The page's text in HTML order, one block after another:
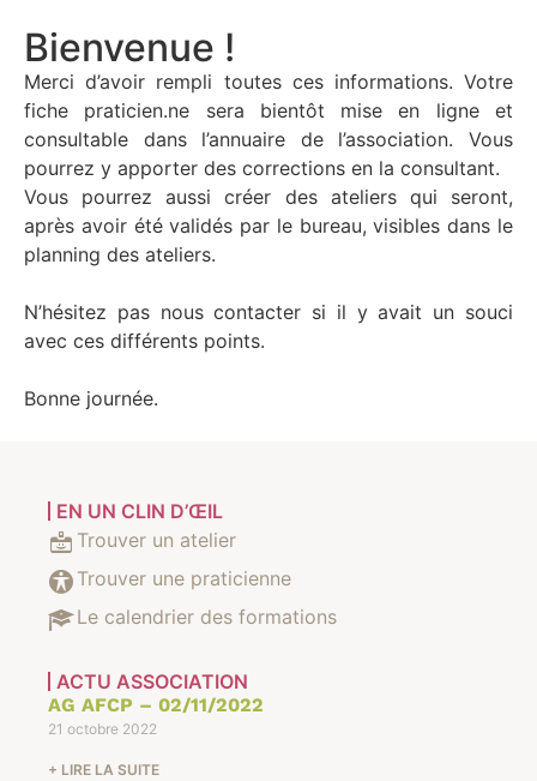
Bienvenue !
Merci d’avoir rempli toutes ces informations. Votre
fiche praticien.ne sera bientôt mise en ligne et
consultable dans l’annuaire de l’association. Vous
pourrez y apporter des corrections en la consultant.
Vous pourrez aussi créer des ateliers qui seront,
après avoir été validés par le bureau, visibles dans le
planning des ateliers.
N’hésitez pas nous contacter si il y avait un souci
avec ces différents points.
Bonne journée.
EN UN CLIN D’ŒIL
Trouver un atelier
Trouver une praticienne
Le calendrier des formations
ACTU ASSOCIATION
AG AFCP – 02/11/2022
21 octobre 2022
+ LIRE LA SUITE